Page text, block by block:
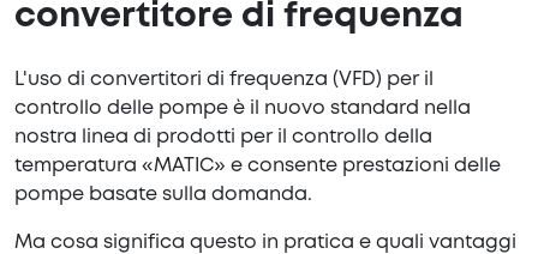
convertitore di frequenza
L'uso di convertitori di frequenza (VFD) per il
controllo delle pompe è il nuovo standard nella
nostra linea di prodotti per il controllo della
temperatura «MATIC» e consente prestazioni delle
pompe basate sulla domanda.
Ma cosa significa questo in pratica e quali vantaggi